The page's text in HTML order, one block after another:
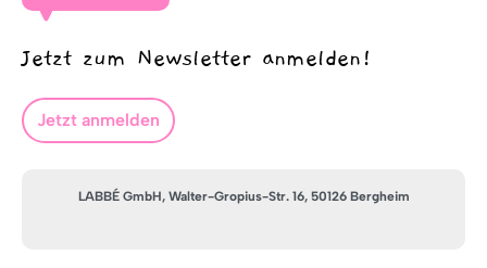
Jetzt zum Newsletter anmelden!
Jetzt anmelden
LABBÉ GmbH, Walter-Gropius-Str. 16, 50126 Bergheim